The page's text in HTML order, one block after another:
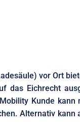
vor Ort
das Eichrecht
Kunde kann
Alternativ kann